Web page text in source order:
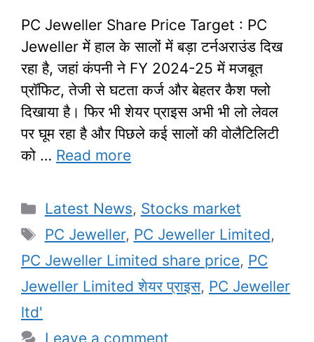
PC Jeweller Share Price Target : PC
Jeweller में हाल के सालों में बड़ा टर्नअराउंड दिख
रहा है, जहां कंपनी ने FY 2024-25 में मजबूत
प्रॉफिट, तेजी से घटता कर्ज और बेहतर कैश फ्लो
दिखाया है। फिर भी शेयर प्राइस अभी भी लो लेवल
पर घूम रहा है और पिछले कई सालों की वोलैटिलिटी
को … Read more
Categories
Latest News, Stocks market
Tags
PC Jeweller, PC Jeweller Limited,
PC Jeweller Limited share price, PC
Jeweller Limited शेयर प्राइस, PC Jeweller
ltd'
Leave a comment